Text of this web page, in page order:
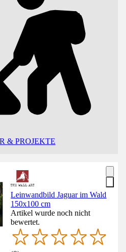
& PROJEKTE
Leinwandbild Jaguar im Wald
150x100 cm
Artikel wurde noch nicht
bewertet.